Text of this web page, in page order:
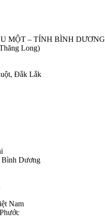
MỘT – TỈNH BÌNH DƯƠNG
Long)
Đắk Lắk
Dương
Nam